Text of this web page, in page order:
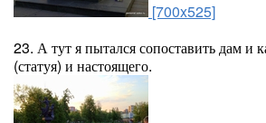
[700x525]
23. А тут я пытался сопоставить дам и
(статуя) и настоящего.